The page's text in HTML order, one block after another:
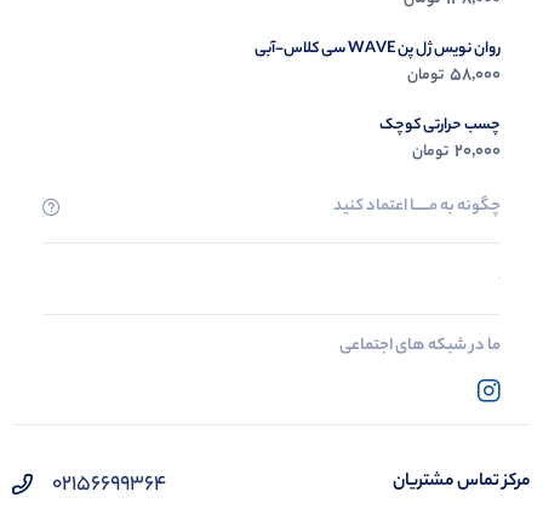
روان نویس ژل پن WAVE سی کلاس-آبی
58,000 تومان
چسب حرارتی کوچک
20,000 تومان
چگونه به مــــــا اعتماد کنید
ما در شبکه های اجتماعی
مرکز تماس مشتریان 02156699364